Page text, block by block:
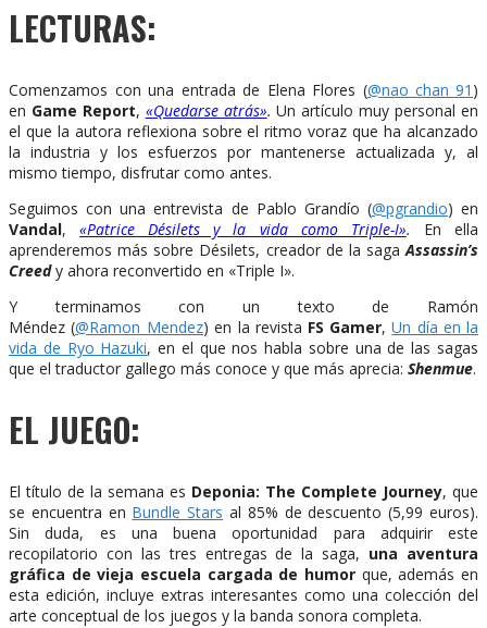
LECTURAS:
Comenzamos con una entrada de Elena Flores (@nao_chan_91 )
en Game Report, «Quedarse atrás». Un artículo muy personal en
el que la autora reflexiona sobre el ritmo voraz que ha alcanzado
la industria y los esfuerzos por mantenerse actualizada y, al
mismo tiempo, disfrutar como antes.
Seguimos con una entrevista de Pablo Grandío (@pgrandio) en
Vandal,«Patrice Désilets y la vida como Triple-I». En ella
aprenderemos más sobre Désilets, creador de la saga Assassin’s
Creedy ahora reconvertido en «Triple I».
Y terminamos con un texto de Ramón
Méndez (@Ramon_Mendez) en la revista FS Gamer,Un día en la
vida de Ryo Hazuki, en el que nos habla sobre una de las sagas
que el traductor gallego más conoce y que más aprecia: Shenmue.
EL JUEGO:
El título de la semana es Deponia: The Complete Journey, que
se encuentra en Bundle Stars al 85% de descuento (5,99 euros).
Sin duda, es una buena oportunidad para adquirir este
recopilatorio con las tres entregas de la saga, una aventura
gráfica de vieja escuela cargada de humor que, además en
esta edición, incluye extras interesantes como una colección del
arte conceptual de los juegos y la banda sonora completa.